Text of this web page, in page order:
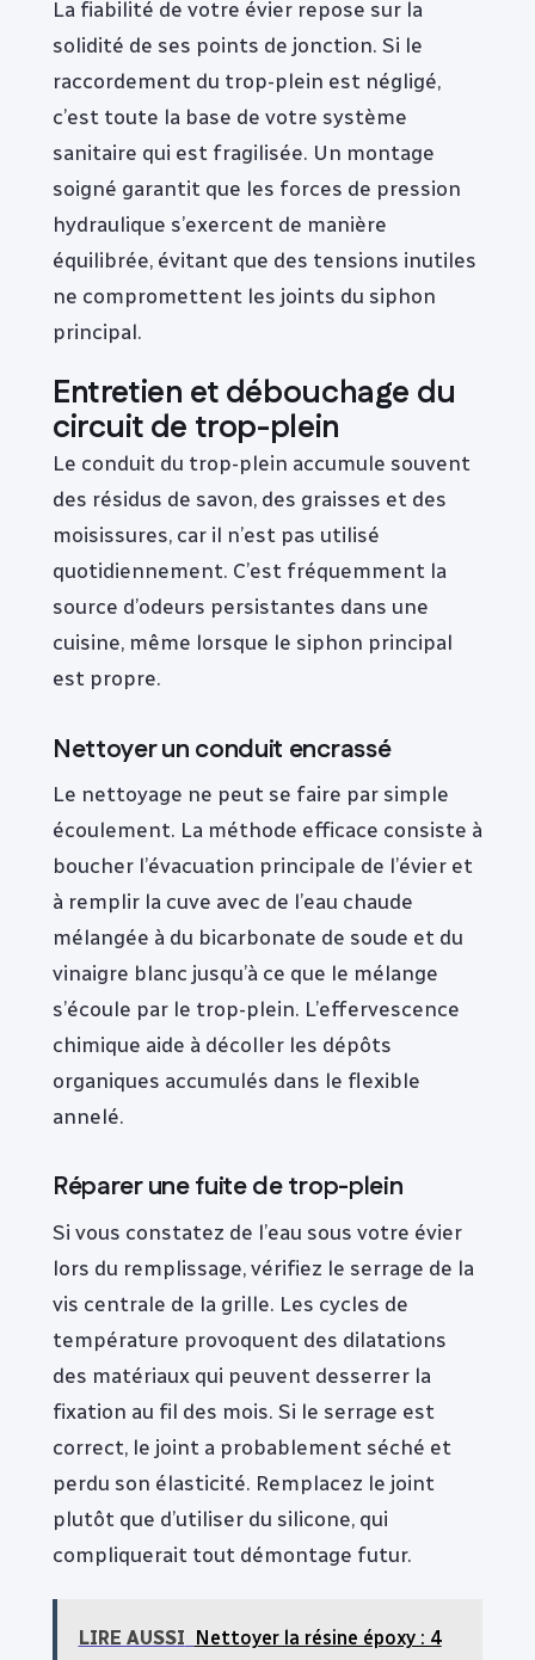
La fiabilité de votre évier repose sur la
solidité de ses points de jonction. Si le
raccordement du trop-plein est négligé,
c’est toute la base de votre système
sanitaire qui est fragilisée. Un montage
soigné garantit que les forces de pression
hydraulique s’exercent de manière
équilibrée, évitant que des tensions inutiles
ne compromettent les joints du siphon
principal.
Entretien et débouchage du
circuit de trop-plein
Le conduit du trop-plein accumule souvent
des résidus de savon, des graisses et des
moisissures, car il n’est pas utilisé
quotidiennement. C’est fréquemment la
source d’odeurs persistantes dans une
cuisine, même lorsque le siphon principal
est propre.
Nettoyer un conduit encrassé
Le nettoyage ne peut se faire par simple
écoulement. La méthode efficace consiste à
boucher l’évacuation principale de l’évier et
à remplir la cuve avec de l’eau chaude
mélangée à du bicarbonate de soude et du
vinaigre blanc jusqu’à ce que le mélange
s’écoule par le trop-plein. L’effervescence
chimique aide à décoller les dépôts
organiques accumulés dans le flexible
annelé.
Réparer une fuite de trop-plein
Si vous constatez de l’eau sous votre évier
lors du remplissage, vérifiez le serrage de la
vis centrale de la grille. Les cycles de
température provoquent des dilatations
des matériaux qui peuvent desserrer la
fixation au fil des mois. Si le serrage est
correct, le joint a probablement séché et
perdu son élasticité. Remplacez le joint
plutôt que d’utiliser du silicone, qui
compliquerait tout démontage futur.
LIRE AUSSI Nettoyer la résine époxy : 4